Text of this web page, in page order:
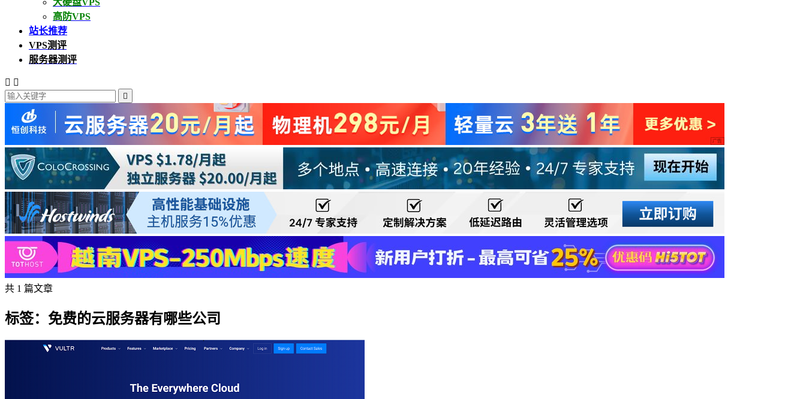
大硬盘VPS
高防VPS
站长推荐
VPS测评
服务器测评
 

共 1 篇文章
标签：免费的云服务器有哪些公司